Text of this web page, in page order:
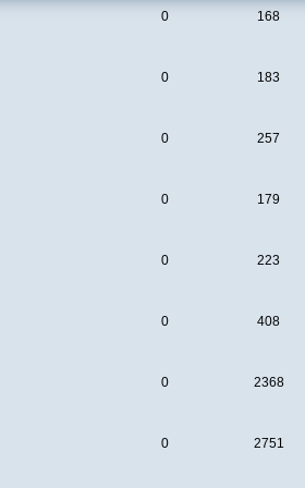
0 168
0 183
0 257
0 179
0 223
0 408
0 2368
0 2751